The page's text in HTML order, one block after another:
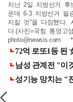
지난 2일 지방선거 후
운데 6·3 지방선거 필
지킬 것”을 다짐했다.
다.(사진=국힘 통영고
photo@newsis.com *